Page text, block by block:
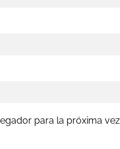
para la próxima